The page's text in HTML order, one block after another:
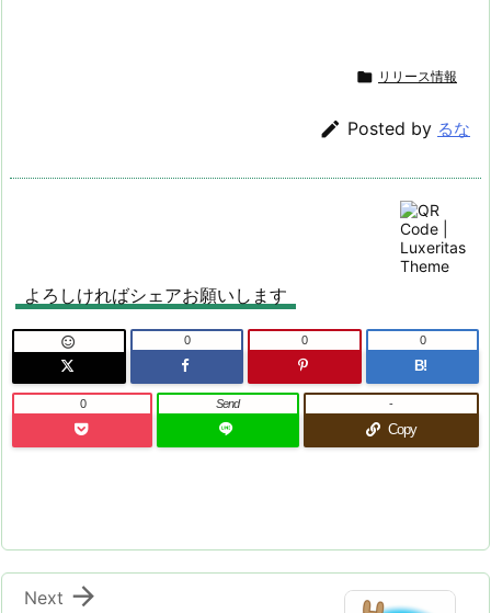
 リリース情報
 Posted by るな
よろしければシェアお願いします
 0 0
B!
0
0 Send
Copy
-

Next